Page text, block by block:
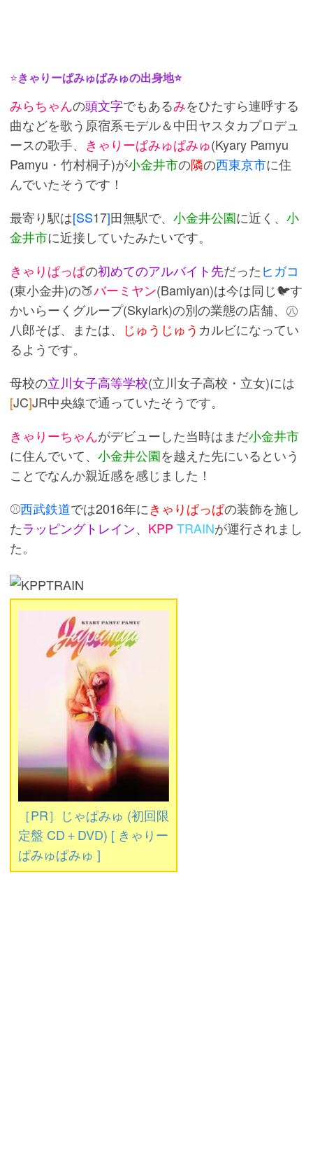
⭐きゃりーぱみゅぱみゅの出身地⭐
みらちゃんの頭文字でもあるみをひたすら連呼する
曲などを歌う原宿系モデル＆中田ヤスタカプロデュ
ースの歌手、
きゃりーぱみゅぱみゅ(Kyary Pamyu
Pamyu・竹村桐子)が小金井市の隣の西東京市に住
んでいたそうです！
最寄り駅は[SS17]田無駅で、 小金井公園に近く、 小
金井市に近接していたみたいです。
きゃりぱっぱの初めてのアルバイト先だったヒガコ
(東小金井)の🍑バーミヤン(Bamiyan)は今は同じ🐦す
かいらーくグループ(Skylark)の別の業態の店舗、㊇
八郎そば、または、
じゅうじゅう カルビになってい
るようです。
母校の立川女子高等学校(立川女子高校・立女)には
[JC]JR中央線で通っていたそうです。
きゃりーちゃんがデビューした当時はまだ小金井市
に住んでいて、 小金井公園を越えた先にいるという
ことでなんか親近感を感じました！
⚾西武鉄道では2016年にきゃりぱっぱの装飾を施し
たラッピングトレイン、 KPP TRAINが運行されまし
た。
［PR］じゃぱみゅ (初回限
定盤 CD＋DVD) [ きゃりー
ぱみゅぱみゅ ]